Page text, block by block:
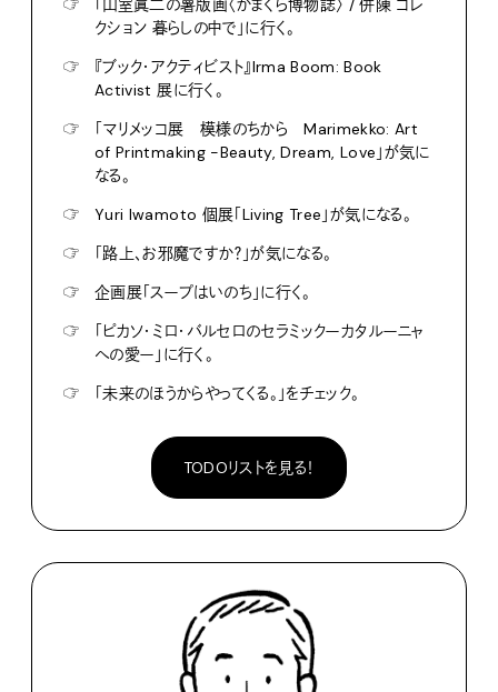
☞
「山室眞二の薯版画〈かまくら博物誌〉 / 併陳 コレ
クション 暮らしの中で」に行く。
☞
『ブック・アクティビスト』Irma Boom: Book
Activist 展に行く。
☞
「マリメッコ展 模様のちから Marimekko: Art
of Printmaking -Beauty, Dream, Love」が気に
なる。
☞
Yuri Iwamoto 個展「Living Tree」が気になる。
☞
「路上、お邪魔ですか？」が気になる。
☞
企画展「スープはいのち」に行く。
☞
「ピカソ・ミロ・バルセロのセラミックーカタルーニャ
への愛ー」に行く。
☞
「未来のほうからやってくる。」をチェック。
TODOリストを見る！